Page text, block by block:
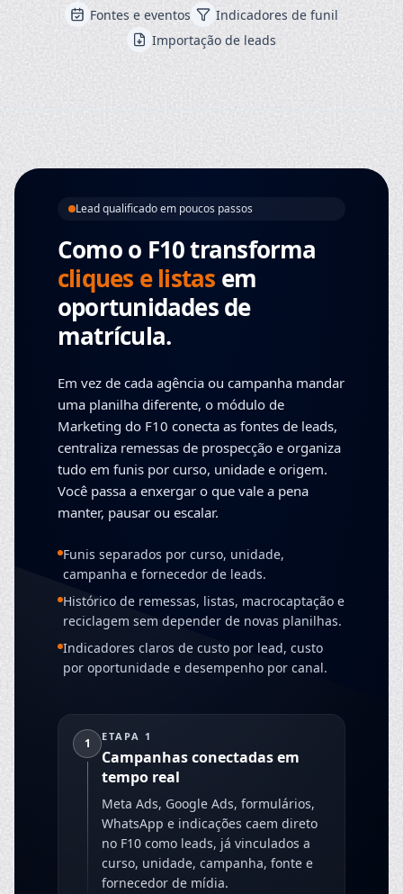
Fontes e eventos
Indicadores de funil
Importação de leads
Lead qualificado em poucos passos
Como o F10 transforma
cliques e listas em
oportunidades de
matrícula.
Em vez de cada agência ou campanha mandar
uma planilha diferente, o módulo de
Marketing do F10 conecta as fontes de leads,
centraliza remessas de prospecção e organiza
tudo em funis por curso, unidade e origem.
Você passa a enxergar o que vale a pena
manter, pausar ou escalar.
Funis separados por curso, unidade,
campanha e fornecedor de leads.
Histórico de remessas, listas, macrocaptação e
reciclagem sem depender de novas planilhas.
Indicadores claros de custo por lead, custo
por oportunidade e desempenho por canal.
1 ETAPA 1
Campanhas conectadas em
tempo real
Meta Ads, Google Ads, formulários,
WhatsApp e indicações caem direto
no F10 como leads, já vinculados a
curso, unidade, campanha, fonte e
fornecedor de mídia.